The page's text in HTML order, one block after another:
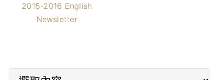
2015-2016 English
Newsletter